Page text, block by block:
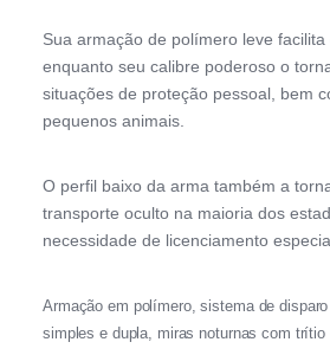
Sua armação de polímero leve facilita
enquanto seu calibre poderoso o
situações de proteção pessoal, bem
pequenos animais.
O perfil baixo da arma também a
transporte oculto na maioria dos
necessidade de licenciamento
Armação em polímero, sistema de
simples e dupla, miras noturnas com trítio